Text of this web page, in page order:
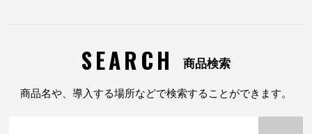
SEARCH 商品検索
商品名や、導入する場所などで検索することができます。